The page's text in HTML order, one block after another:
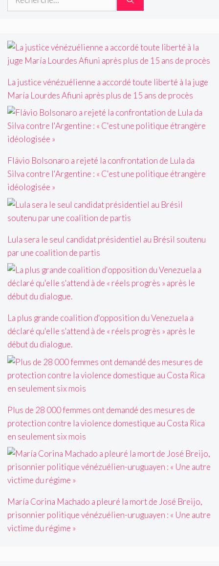
La justice vénézuélienne a accordé toute liberté à la juge
María Lourdes Afiuni après plus de 15 ans de procès
Flávio Bolsonaro a rejeté la confrontation de Lula da
Silva contre l'Argentine : « C'est une politique étrangère
idéologisée »
Lula sera le seul candidat présidentiel au Brésil soutenu
par une coalition de partis
La plus grande coalition d'opposition du Venezuela a
déclaré qu'elle s'attend à de « réels progrès » après le
début du dialogue.
Plus de 28 000 femmes ont demandé des mesures de
protection contre la violence domestique au Costa Rica
en seulement six mois
María Corina Machado a pleuré la mort de José Breijo,
prisonnier politique vénézuélien-uruguayen : « Une autre
victime du régime »